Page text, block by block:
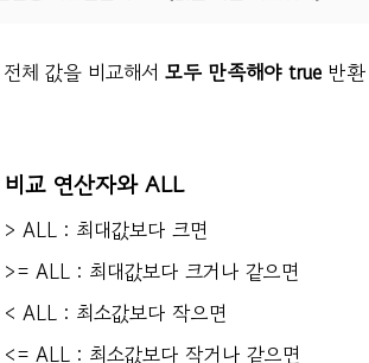
전체 값을 비교해서 모두 만족해야 true반환
비교 연산자와 ALL
> ALL : 최대값보다 크면
>= ALL : 최대값보다 크거나 같으면
< ALL : 최소값보다 작으면
<= ALL : 최소값보다 작거나 같으면